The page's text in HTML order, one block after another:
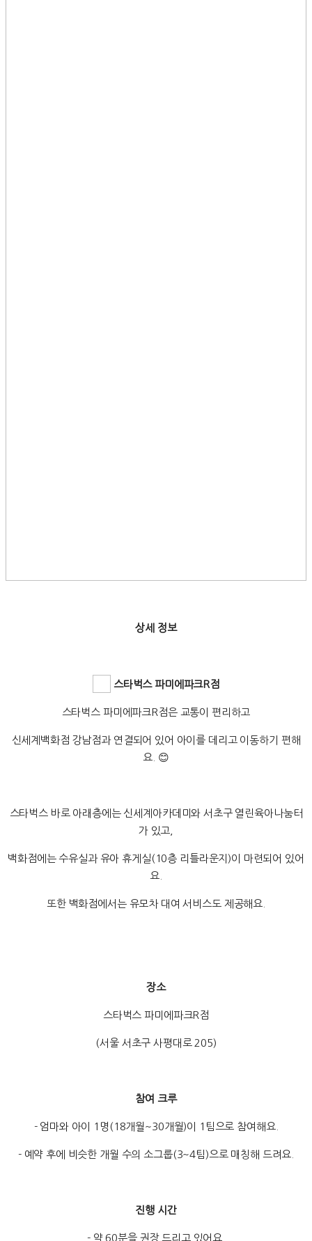
상세 정보
스타벅스 파미에파크R점
스타벅스 파미에파크R점은 교통이 편리하고
신세계백화점 강남점과 연결되어 있어 아이를 데리고 이동하기 편해
요. 😊
스타벅스 바로 아래층에는 신세계아카데미와 서초구 열린육아나눔터
가 있고,
백화점에는 수유실과 유아 휴게실(10층 리틀라운지)이 마련되어 있어
요.
또한 백화점에서는 유모차 대여 서비스도 제공해요.
장소
스타벅스 파미에파크R점
(서울 서초구 사평대로 205)
참여 크루
- 엄마와 아이 1명(18개월~30개월)이 1팀으로 참여해요.
- 예약 후에 비슷한 개월 수의 소그룹(3~4팀)으로 매칭해 드려요.
진행 시간
- 약 60분을 권장 드리고 있어요.